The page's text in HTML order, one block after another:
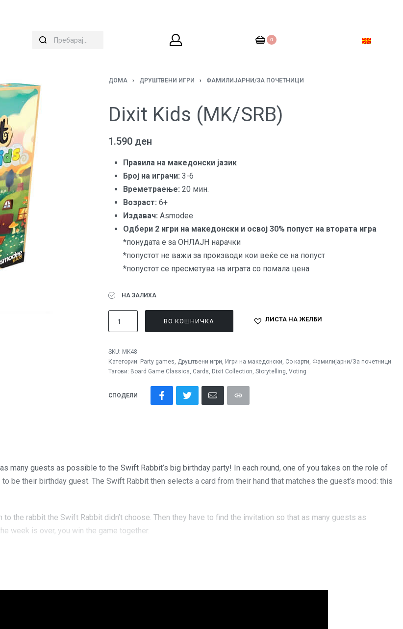
0
ДОМА › ДРУШТВЕНИ ИГРИ › ФАМИЛИЈАРНИ/ЗА ПОЧЕТНИЦИ
Dixit Kids (MK/SRB)
1.590 ден
Правила на македонски јазик
Броj на играчи: 3-6
Времетраење: 20 мин.
Возраст: 6+
Издавач: Asmodee
Одбери 2 игри на македонски и освој 30% попуст на втората игра
*понудата е за ОНЛАЈН нарачки
*попустот не важи за производи кои веќе се на попуст
*попустот се пресметува на играта со помала цена
НА ЗАЛИХА
ВО КОШНИЧКА ЛИСТА НА ЖЕЛБИ
SKU: MK48
Категории: Party games, Друштвени игри, Игри на македонски, Со карти, Фамилијарни/За почетници
Тагови: Board Game Classics, Cards, Dixit Collection, Storytelling, Voting
СПОДЕЛИ
many guests as possible to the Swift Rabbit’s big birthday party! In each round, one of you takes on the role of
be their birthday guest. The Swift Rabbit then selects a card from their hand that matches the guest’s mood: this
the rabbit the Swift Rabbit didn’t choose. Then they have to find the invitation so that as many guests as
week is over, you win the game together.